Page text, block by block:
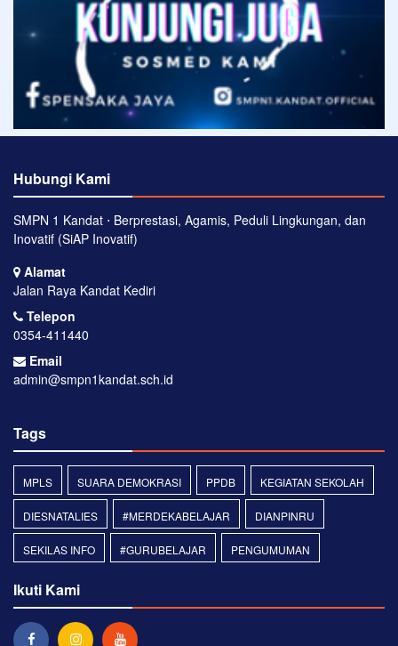
Hubungi Kami
SMPN 1 Kandat ⋅ Berprestasi, Agamis, Peduli Lingkungan, dan
Inovatif (SiAP Inovatif)
Alamat
Jalan Raya Kandat Kediri
Telepon
0354-411440
Email
admin@smpn1kandat.sch.id
Tags
MPLS SUARA DEMOKRASI PPDB KEGIATAN SEKOLAH
DIESNATALIES #MERDEKABELAJAR DIANPINRU
SEKILAS INFO #GURUBELAJAR PENGUMUMAN
Ikuti Kami